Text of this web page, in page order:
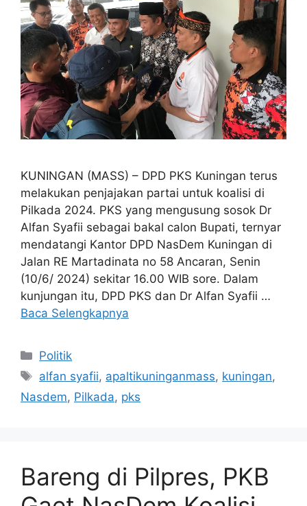
KUNINGAN (MASS) – DPD PKS Kuningan terus
melakukan penjajakan partai untuk koalisi di
Pilkada 2024. PKS yang mengusung sosok Dr
Alfan Syafii sebagai bakal calon Bupati, ternyar
mendatangi Kantor DPD NasDem Kuningan di
Jalan RE Martadinata no 58 Ancaran, Senin
(10/6/ 2024) sekitar 16.00 WIB sore. Dalam
kunjungan itu, DPD PKS dan Dr Alfan Syafii …
Baca Selengkapnya
Kategori
Politik
Tag
alfan syafii, apaltikuninganmass, kuningan,
Nasdem, Pilkada, pks
Bareng di Pilpres, PKB